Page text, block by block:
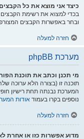
כיצד אני מוצא את כל
בכדי למצוא את רשימת
ובחר באפשרות הקבצים
חזרה למעלה
מערכת phpBB
מי תכנן וכתב את תוכנת
תוכנה זו (בצורה הלא ערוכה
נוספים בקרו בעמוד אודות
חזרה למעלה
מדוע אפשרות כזו או אחרת